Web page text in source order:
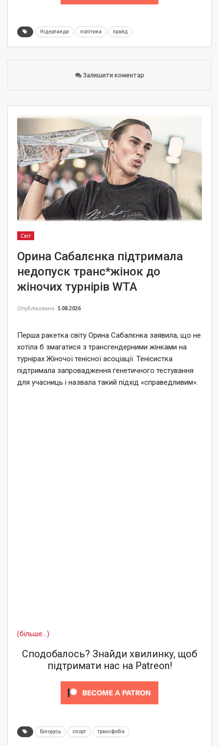
Нідерланди політика прайд
Залишити коментар
Світ
Орина Сабалєнка підтримала
недопуск транс*жінок до
жіночих турнірів WTA
Опубліковано 5.08.2026
Перша ракетка світу Орина Сабалєнка заявила, що не
хотіла б змагатися з трансгендерними жінками на
турнірах Жіночої тенісної асоціації. Тенісистка
підтримала запровадження генетичного тестування
для учасниць і назвала такий підхід «справедливим».
(більше…)
Сподобалось? Знайди хвилинку, щоб
підтримати нас на Patreon!
Білорусь спорт трансфобія